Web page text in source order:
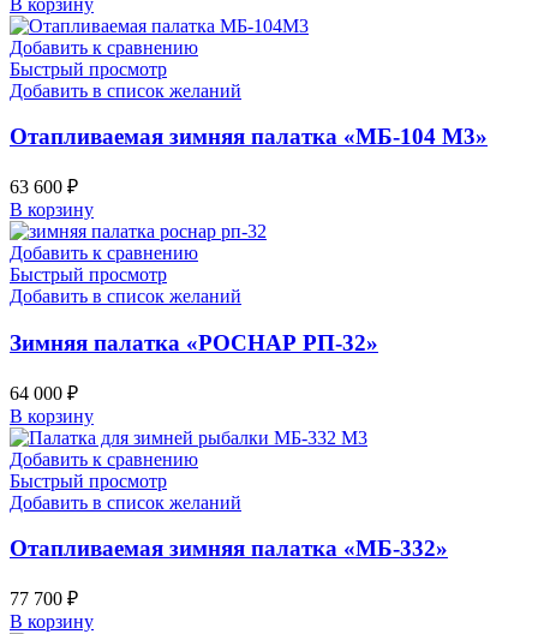
Добавить к сравнению
Быстрый просмотр
Добавить в список желаний
Отапливаемая зимняя палатка «МБ-104 М3»
63 600 ₽
В корзину
Добавить к сравнению
Быстрый просмотр
Добавить в список желаний
Зимняя палатка «РОСНАР РП-32»
64 000 ₽
В корзину
Добавить к сравнению
Быстрый просмотр
Добавить в список желаний
Отапливаемая зимняя палатка «МБ-332»
77 700 ₽
В корзину